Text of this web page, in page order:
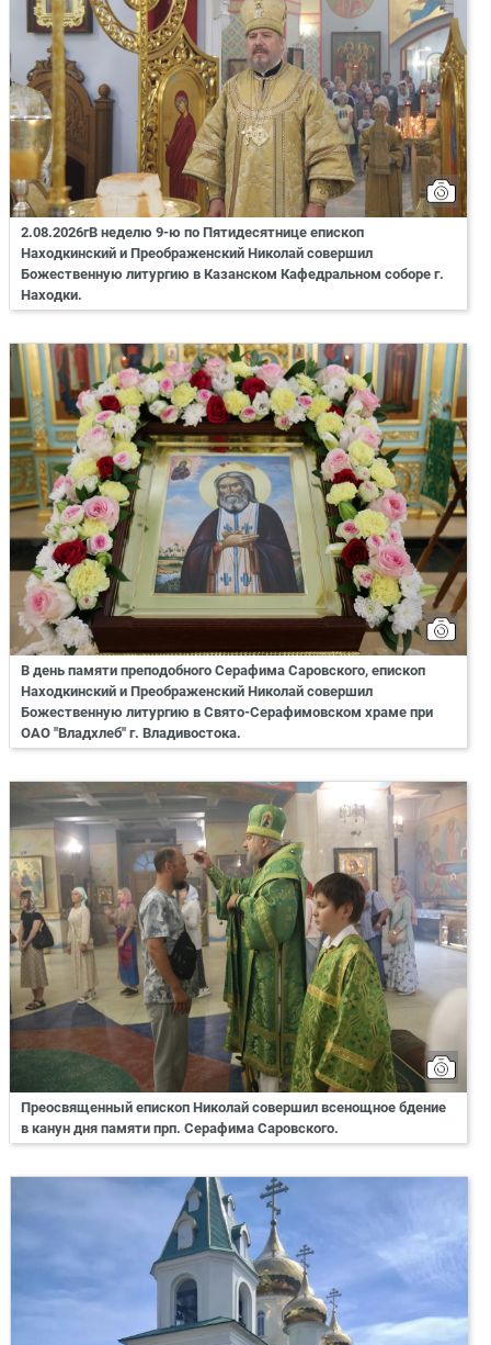
2.08.2026гВ неделю 9-ю по Пятидесятнице епископ
Находкинский и Преображенский Николай совершил
Божественную литургию в Казанском Кафедральном соборе г.
Находки.
В день памяти преподобного Серафима Саровского, епископ
Находкинский и Преображенский Николай совершил
Божественную литургию в Свято-Серафимовском храме при
ОАО "Владхлеб" г. Владивостока.
Преосвященный епископ Николай совершил всенощное бдение
в канун дня памяти прп. Серафима Саровского.